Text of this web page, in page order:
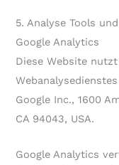
5. Analyse Tools
Google Analytics
Diese Website
Google Inc., 1600
CA 94043, USA.
Google Analytics